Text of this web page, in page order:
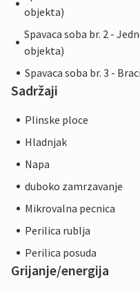
objekta)
Spavaca soba br. 2 -
objekta)
Spavaca soba br. 3 -
Sadržaji
Plinske ploce
Hladnjak
Napa
duboko zamrzavanje
Mikrovalna pecnica
Perilica rublja
Perilica posuda
Grijanje/energija